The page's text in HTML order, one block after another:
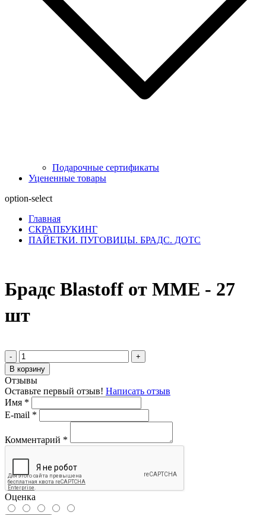
Подарочные сертификаты
Уцененные товары
option-select
Главная
СКРАПБУКИНГ
ПАЙЕТКИ. ПУГОВИЦЫ. БРАДС. ДОТС
Брадс Blastoff от MME - 27
шт
-
+
В корзину
Отзывы
Оставьте первый отзыв! Написать отзыв
Имя *
E-mail *
Комментарий *
Оценка